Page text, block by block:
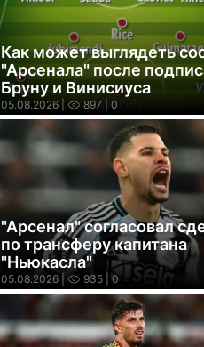
Как может выглядеть
"Арсенала" после
Бруну и Винисиуса
05.08.2026 | 897 | 0
"Арсенал" согласовал
по трансферу капитана
"Ньюкасла"
05.08.2026 | 935 | 0